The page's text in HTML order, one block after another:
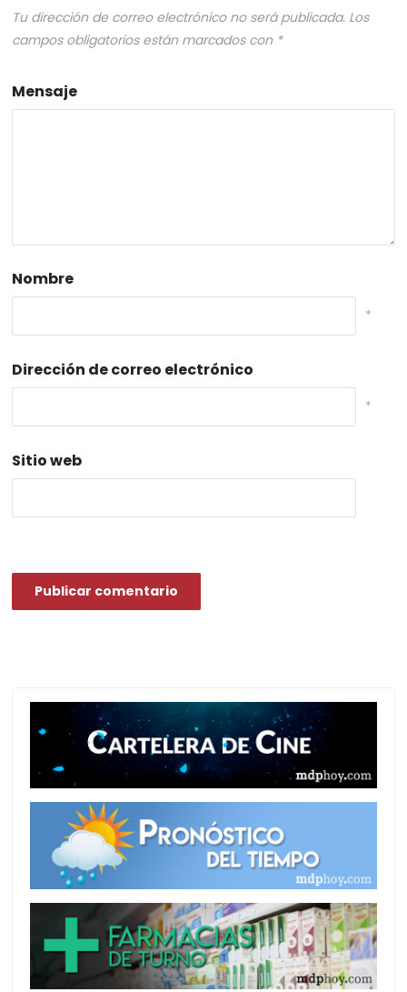
Tu dirección de correo electrónico no será publicada. Los
campos obligatorios están marcados con *
Mensaje
Nombre
*
Dirección de correo electrónico
*
Sitio web